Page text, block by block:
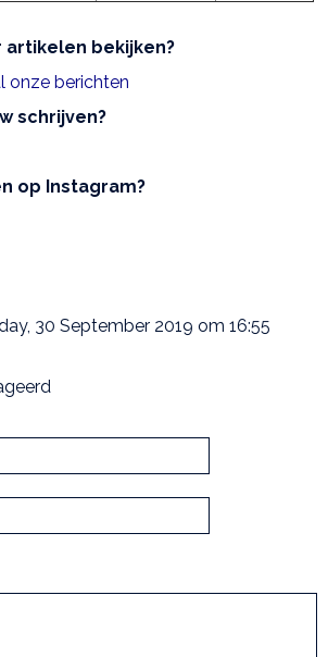
artikelen bekijken?
onze berichten
schrijven?
op Instagram?
30 September 2019 om 16:55